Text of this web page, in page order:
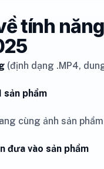
tính
(định dạng .MP4,
sản phẩm
cùng ảnh sản phẩm
đưa vào sản phẩm